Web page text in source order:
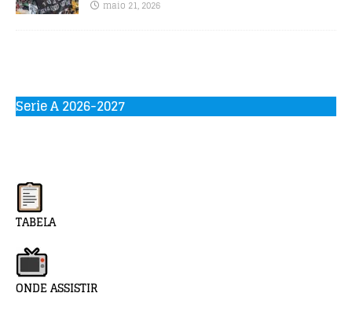
maio 21, 2026
Serie A 2026-2027
TABELA
ONDE ASSISTIR